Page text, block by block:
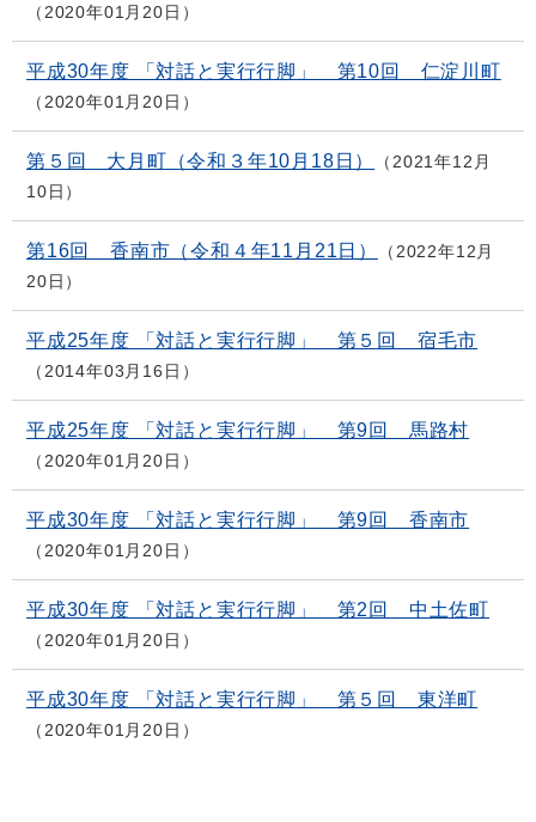
2020年01月20日
平成30年度 「対話と実行行脚」 第10回 仁淀川町
2020年01月20日
第５回 大月町（令和３年10月18日）
2021年12月
10日
第16回 香南市（令和４年11月21日）
2022年12月
20日
平成25年度 「対話と実行行脚」 第５回 宿毛市
2014年03月16日
平成25年度 「対話と実行行脚」 第9回 馬路村
2020年01月20日
平成30年度 「対話と実行行脚」 第9回 香南市
2020年01月20日
平成30年度 「対話と実行行脚」 第2回 中土佐町
2020年01月20日
平成30年度 「対話と実行行脚」 第５回 東洋町
2020年01月20日